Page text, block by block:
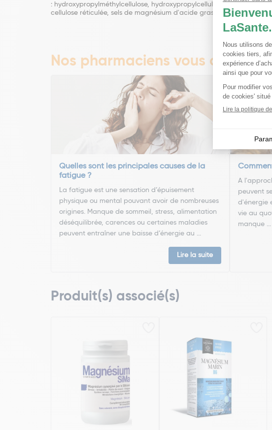
: hydroxypropylméthylcellulose, hydroxypropylcellulose;
cellulose réticulée, sels de magnésium d'acide gras, dioxyde de
Nos pharmaciens vous
Quelles sont les principales causes de la
fatigue ?
La fatigue est une sensation d’épuisement
physique ou mental pouvant avoir de nombreuses
origines. Manque de sommeil, stress, alimentation
déséquilibrée, carences ou certaines maladies
peuvent entraîner une baisse d’énergie au ...
Lire la suite
A
peuvent
d'énergie
vie au
manque ...
Produit(s) associé(s)